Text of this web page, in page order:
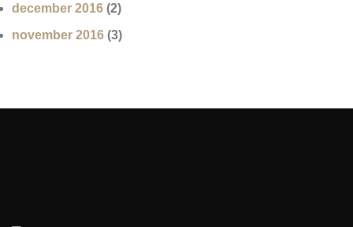
december 2016 (2)
november 2016 (3)